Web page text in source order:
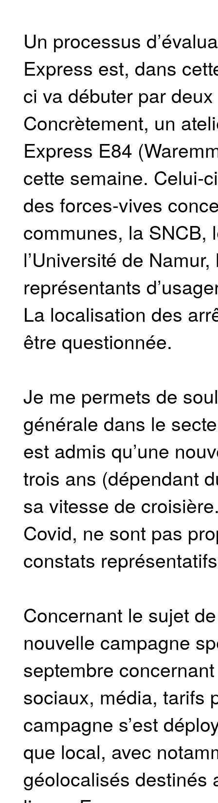
Un processus
Express est, dans
ci va débuter par
Concrètement, un
Express E84
cette semaine. Celui-
des forces-vives
communes, la SNCB,
l’Université de
représentants
La localisation des
être questionnée.
Je me permets de
générale dans le
est admis qu’une
trois ans (dépendant
sa vitesse de
Covid, ne sont pas
constats
Concernant le sujet
nouvelle campagne
septembre
sociaux, média, tarifs
campagne s’est
que local, avec
géolocalisés destinés